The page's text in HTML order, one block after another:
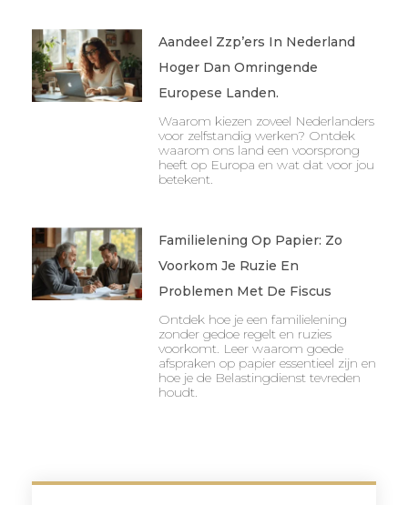
Aandeel Zzp’ers In Nederland
Hoger Dan Omringende
Europese Landen.
Waarom kiezen zoveel Nederlanders
voor zelfstandig werken? Ontdek
waarom ons land een voorsprong
heeft op Europa en wat dat voor jou
betekent.
Familielening Op Papier: Zo
Voorkom Je Ruzie En
Problemen Met De Fiscus
Ontdek hoe je een familielening
zonder gedoe regelt en ruzies
voorkomt. Leer waarom goede
afspraken op papier essentieel zijn en
hoe je de Belastingdienst tevreden
houdt.